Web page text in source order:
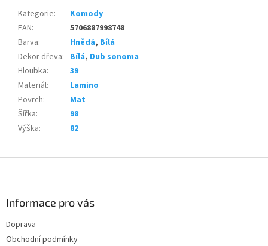
Kategorie:
Komody
EAN:
5706887998748
Barva: Hnědá, Bílá
Dekor dřeva: Bílá, Dub sonoma
Hloubka:
39
Materiál:
Lamino
Povrch:
Mat
Šířka:
98
Výška: 82
Informace pro vás
Doprava
Obchodní podmínky